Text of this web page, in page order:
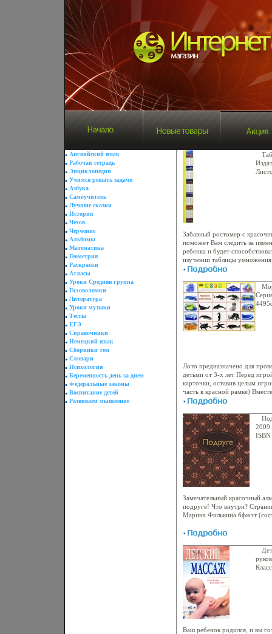
Английский язык
Рабочая тетрадь
Энциклопедии
Учимся решать задачи
Азбука
Самоучитель
Лучшие сказки
История
Чехов
Черчение
Альбомы
Математика
Геометрия
Раскраски
Атласы
Уроки Средняя группа
Головоломки
Литература
Уроки музыки
Тесты
ЕГЭ
Справочники
Немецкий язык
Сборники тем
Словари
Психология
Беременность день за днем
Федеральные законы
Воспитание детей
Развиваем мышление
Забавный ростомер с
поможет Вам следить за
ребенка и будет
изучении таблицы
Лото предназначено для
детьми от 3-х лет Перед
карточки, оставив целым
часть в красной рамке)
постеаыянзпенно все
обращая внимание на
"Морские животные" В
различать животных и
поле Для игры сбкспп
несколько лото из серии
ходе игры дети изучают
по определенному признаку
2009
Замечательный красочный
подруге! Что внутри?
Марина Филькина бфжэт
Ваш ребенок родился, и вы